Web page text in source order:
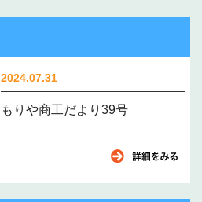
2024.07.31
もりや商工だより39号